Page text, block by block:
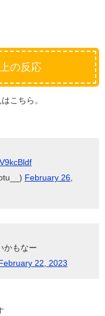
の反応
こちら。
February 26,
かもなー
February 22, 2023